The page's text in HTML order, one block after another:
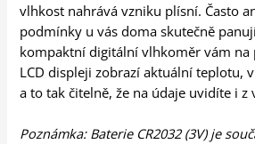
vlhkost nahrává vzniku plísní. Často
podmínky u vás doma skutečně
kompaktní digitální vlhkoměr vám na
LCD displeji zobrazí aktuální teplotu,
a to tak čitelně, že na údaje uvidíte i z
Poznámka: Baterie CR2032 (3V) je